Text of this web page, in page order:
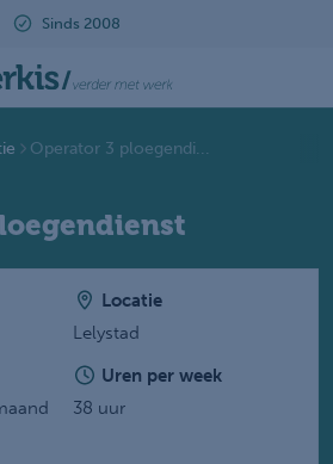
Sinds 2008
Operator 3 ploegendi...
Locatie
Lelystad
Uren per week
38 uur